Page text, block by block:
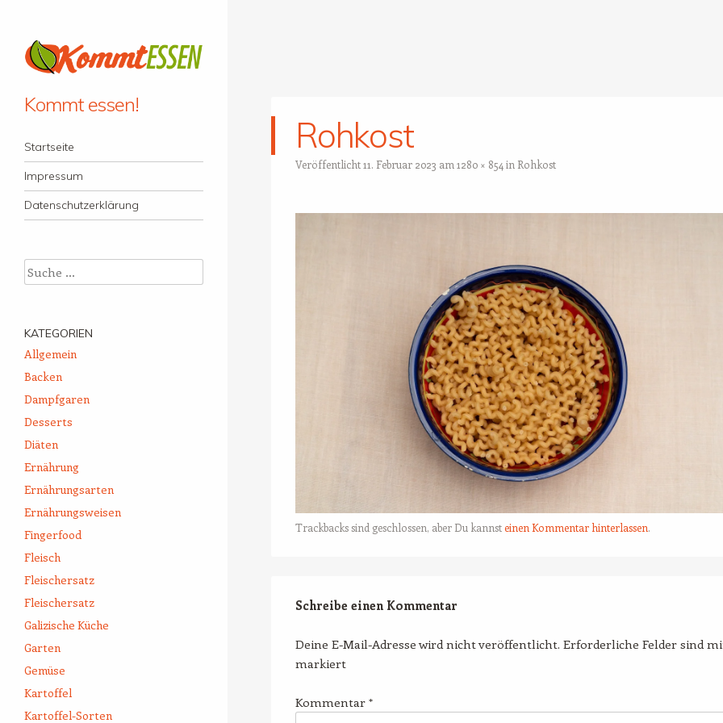
Kommt essen!
Menü
Zum Inhalt springen
Startseite
Impressum
Datenschutzerklärung
Rohkost
Veröffentlicht11. Februar 2023 am 1280 × 854 in Rohkost
Trackbacks sind geschlossen, aber Du kannsteinen Kommentar hinterlassen.
Schreibe einen Kommentar
Deine E-Mail-Adresse wird nicht veröffentlicht. Erforderliche Felder sind
markiert
Kommentar *
Suche
KATEGORIEN
Allgemein
Backen
Dampfgaren
Desserts
Diäten
Ernährung
Ernährungsarten
Ernährungsweisen
Fingerfood
Fleisch
Fleischersatz
Fleischersatz
Galizische Küche
Garten
Gemüse
Kartoffel
Kartoffel-Sorten